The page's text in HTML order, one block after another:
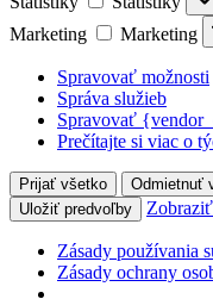
Marketing
Marketing
Spravovať možnosti
Správa služieb
Spravovať
Prečítajte si viac o
Prijať všetko Odmietnuť
Uložiť predvoľby
Zásady používania
Zásady ochrany